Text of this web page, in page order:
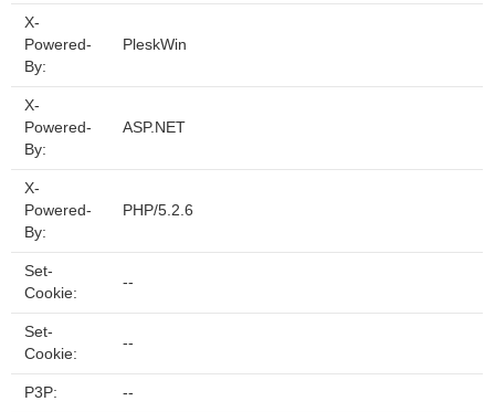
X-
Powered-
By:
PleskWin
X-
Powered-
By:
ASP.NET
X-
Powered-
By:
PHP/5.2.6
Set-
Cookie:
--
Set-
Cookie:
--
P3P: --